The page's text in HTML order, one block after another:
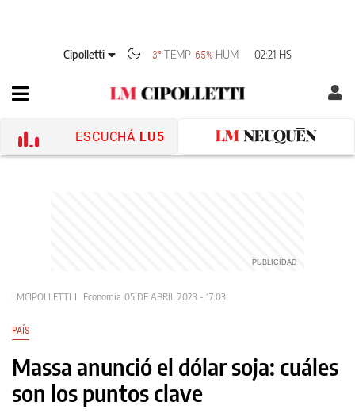
Cipolletti 3° TEMP 65% HUM 02:21 HS
ESCUCHÁ LU5
LMCIPOLLETTI Economía 05 DE ABRIL 2023 - 17:03
PAÍS
Massa anunció el dólar soja: cuáles
son los puntos clave